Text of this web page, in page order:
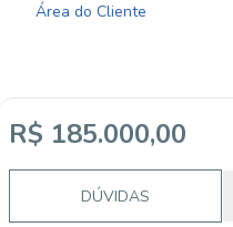
R$ 185.000,00
DÚVIDAS
Área do Cliente
Imobiliária
Selo de